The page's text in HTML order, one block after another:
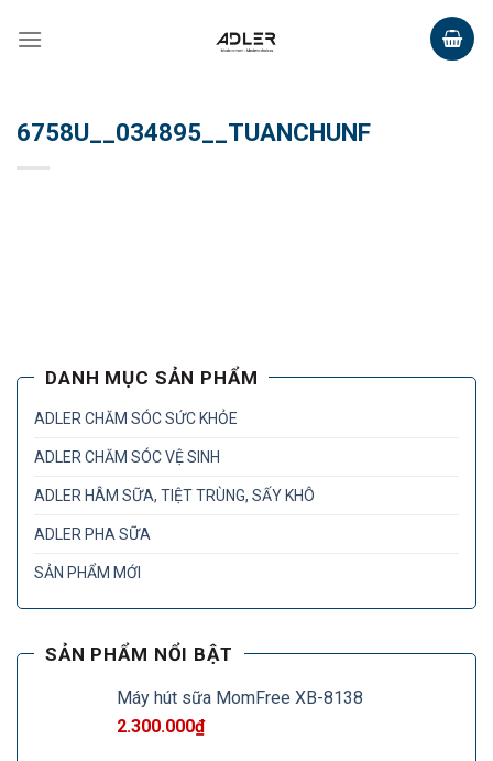
6758U__034895__TUANCHUNF
DANH MỤC SẢN PHẨM
ADLER CHĂM SÓC SỨC KHỎE
ADLER CHĂM SÓC VỆ SINH
ADLER HÂM SỮA, TIỆT TRÙNG, SẤY KHÔ
ADLER PHA SỮA
SẢN PHẨM MỚI
SẢN PHẨM NỔI BẬT
Máy hút sữa MomFree XB-8138
2.300.000₫